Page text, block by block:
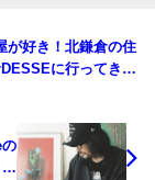
が好き！北鎌倉の住
に行ってきま